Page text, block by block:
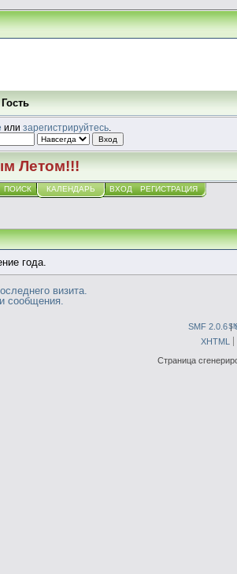
Гость
или зарегистрируйтесь.
Летом!!!
ПОИСК КАЛЕНДАРЬ ВХОД РЕГИСТРАЦИЯ
года.
визита.
сообщения.
SMF 2.0.6|
XHTML
Страница